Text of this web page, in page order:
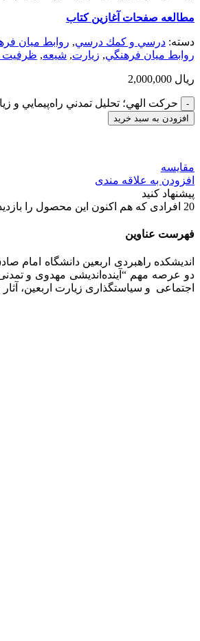
مطالعه صفحات آغازين كتاب
دسته: درسي و كمك درسي, روابط میان
روابط ميان فرهنگي, زيارت, شيعه, ظرفيت
ریال
حركت الهي؛ تحليل تمدني راه‌پيمايي و
افزودن به سبد خرید
مقایسه
افزودن به علاقه مندی
پیشنهاد کنید
20 افرادی که هم اکنون این محصول را
فهرست عناوین
اندیشكده راهبردی اربعین دانشگاه امام
دو عرصه مهم “آینده‌اندیشی مهدوی و
اجتماعی و سیاستگذاری زیارت اربعین، آثار و فعالیت‌های